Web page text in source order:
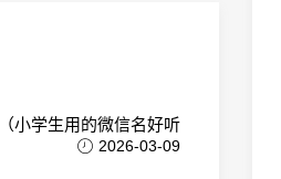
小学生用的微信名好听
2026-03-09